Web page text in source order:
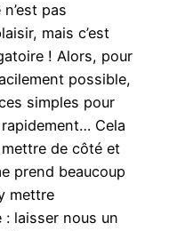
pas
mais c’est
! Alors, pour
possible,
simples pour
Cela
de côté et
prend beaucoup
mettre
: laisser nous un